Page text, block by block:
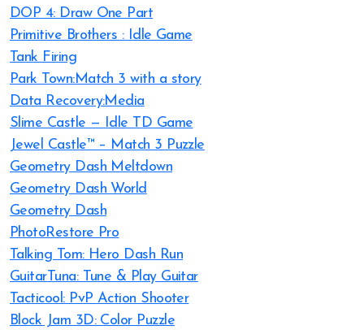
DOP 4: Draw One Part
Primitive Brothers : Idle Game
Tank Firing
Park Town:Match 3 with a story
Data Recovery:Media
Slime Castle — Idle TD Game
Jewel Castle™ – Match 3 Puzzle
Geometry Dash Meltdown
Geometry Dash World
Geometry Dash
PhotoRestore Pro
Talking Tom: Hero Dash Run
GuitarTuna: Tune & Play Guitar
Tacticool: PvP Action Shooter
Block Jam 3D: Color Puzzle